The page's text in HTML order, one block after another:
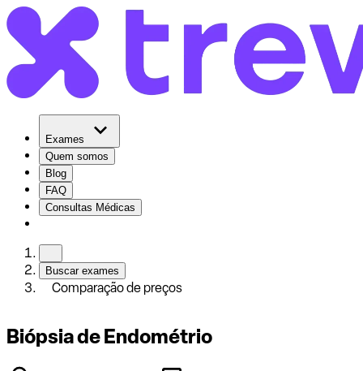
Exames
Quem somos
Blog
FAQ
Consultas Médicas
Buscar exames
Comparação de preços
Biópsia de Endométrio